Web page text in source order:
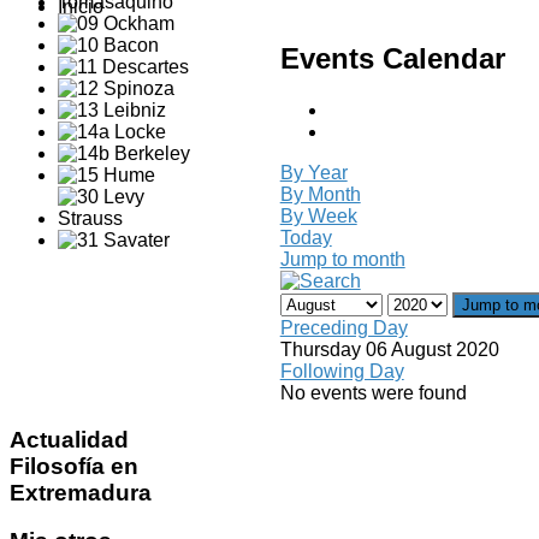
Inicio
Events Calendar
By Year
By Month
By Week
Today
Jump to month
Jump to
Preceding Day
Thursday 06 August 2020
Following Day
No events were found
Actualidad
Filosofía en
Extremadura